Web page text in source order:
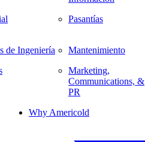
de Ingeniería
Pasantías
Mantenimiento
Marketing,
Communications, &
PR
Why Americold